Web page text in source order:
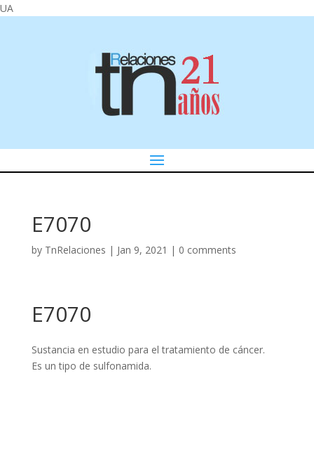
UA
E7070
by TnRelaciones | Jan 9, 2021 | 0 comments
E7070
Sustancia en estudio para el tratamiento de cáncer.
Es un tipo de sulfonamida.